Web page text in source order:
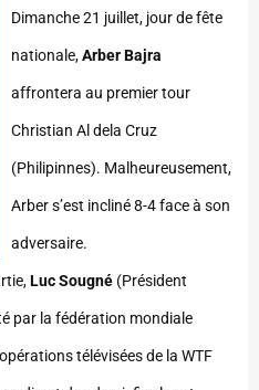
Dimanche 21 juillet, jour de fête
nationale,Arber Bajra
affrontera au premier tour
Christian Al dela Cruz
(Philipinnes). Malheureusement,
Arber s’est incliné 8-4 face à son
adversaire.
Luc Sougné (Président
par la fédération mondiale
télévisées de la WTF